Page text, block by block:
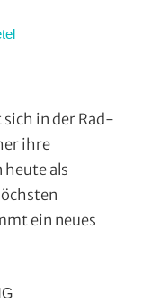
Strasse,
Vereine
sich in der Rad-
ihre
heute als
ein neues